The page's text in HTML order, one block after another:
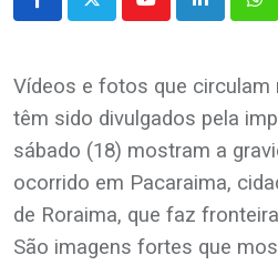
YoutubeLinkedIn
Vídeos e fotos que circulam
têm sido divulgados pela
sábado (18) mostram a
ocorrido em Pacaraima,
de Roraima, que faz
São imagens fortes que